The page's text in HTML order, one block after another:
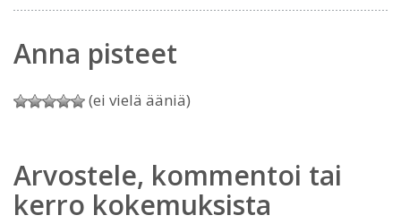
Anna pisteet
(ei vielä ääniä)
Arvostele, kommentoi tai
kerro kokemuksista